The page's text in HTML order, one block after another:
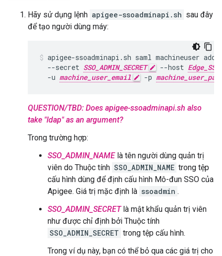
Hãy sử dụng lệnh apigee-ssoadminapi.sh sau đây
để tạo người dùng máy:
apigee-ssoadminapi.sh saml machineuser
  --secret
SSO_ADMIN_SECRET --host
  -u
machine_user_email -p
QUESTION/TBD: Does apigee-ssoadminapi.sh also
take "ldap" as an argument?
Trong trường hợp:
SSO_ADMIN_NAMElà tên người dùng quản trị
viên do Thuộc tính SSO_ADMIN_NAME trong tệp
cấu hình dùng để định cấu hình Mô-đun SSO của
Apigee. Giá trị mặc định là ssoadmin .
SSO_ADMIN_SECRETlà mật khẩu quản trị viên
như được chỉ định bởi Thuộc tính
SSO_ADMIN_SECRET trong tệp cấu hình.
Trong ví dụ này, bạn có thể bỏ qua các giá trị cho